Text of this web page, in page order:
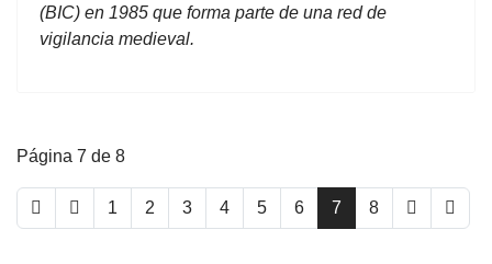
(BIC) en 1985 que forma parte de una red de
vigilancia medieval.
Página 7 de 8
1 2 3 4 5 6 7 8